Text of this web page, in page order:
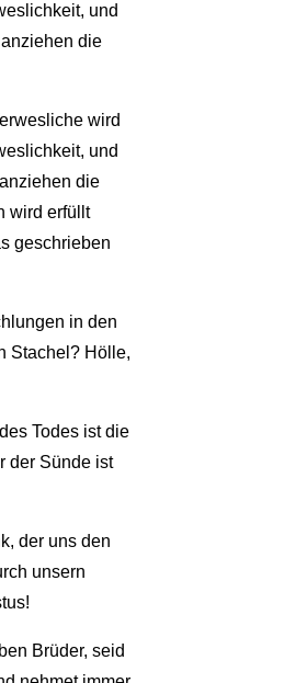
und
die
wird
und
die
wird erfüllt
geschrieben
in den
Stachel? Hölle,
Todes ist die
der Sünde ist
der uns den
unsern
Brüder, seid